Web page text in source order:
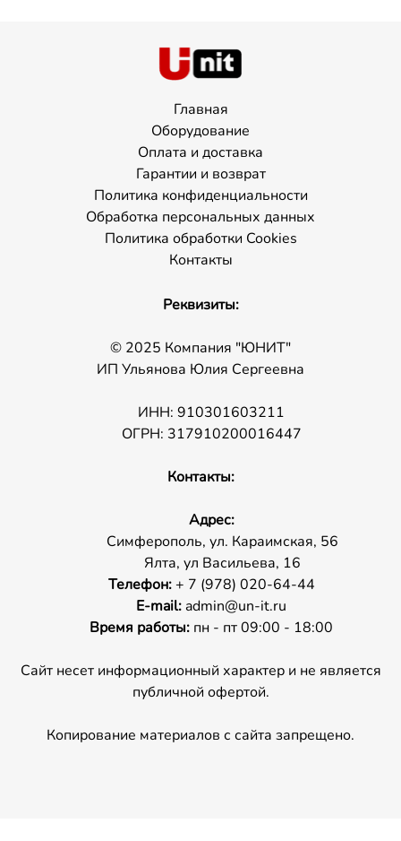
Главная
Оборудование
Оплата и доставка
Гарантии и возврат
Политика конфиденциальности
Обработка персональных данных
Политика обработки Cookies
Контакты
Реквизиты:
© 2025 Компания "ЮНИТ"
ИП Ульянова Юлия Сергеевна
ИНН: 910301603211
ОГРН: 317910200016447
Контакты:
Адрес:
Симферополь, ул. Караимская, 56
Ялта, ул Васильева, 16
Телефон:+ 7 (978) 020-64-44
E-mail:admin@un-it.ru
Время работы: пн - пт 09:00 - 18:00
Сайт несет информационный характер и не является
публичной офертой.
Копирование материалов с сайта запрещено.